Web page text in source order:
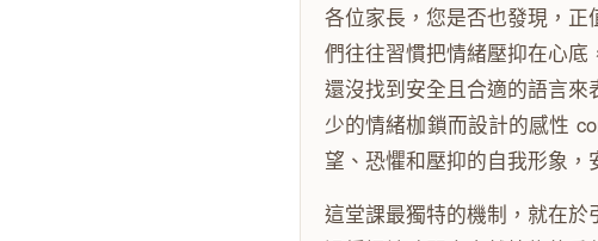
各位家長，您是否也發現，
們往往習慣把情緒壓抑在心
還沒找到安全且合適的語言
少的情緒枷鎖而設計的感性
望、恐懼和壓抑的自我形象，
這堂課最獨特的機制，就在